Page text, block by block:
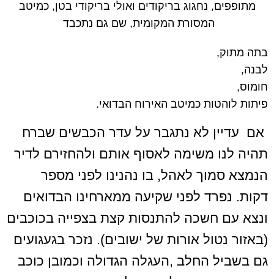
מתופפים, נחגוג בריקודים ואולי בריקודי בטן, כמיטב
המסורת המקומית, שם גם נתכבד
בתה מתוק,
לבנה,
חומוס,
פיתות לוהטות כמיטב האירוח הבדואי.
אם עדיין לא נתגבר על עדר הכבשים שברח
תהיה לנו משימה לאסוף אותם ולהחזירם לדיר
הנמצא סמוך לאהל, בו נהנינו לפני מספר
דקות. נפרד לפני שקיעה ממארחינו הבדואים
ונצא עם חשכה להתנסות קצת בצפייה בכוכבים
(באזור נטול אורות של ישובים). נזכר בגעגועים
גם בשביל החלב ,העגלה הגדולה וכמובן כוכב